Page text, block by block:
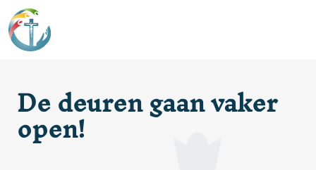
De deuren gaan vaker
open!